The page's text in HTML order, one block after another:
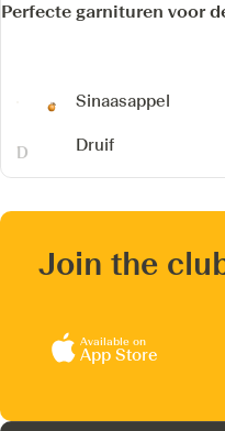
Perfecte garnituren voor
Sinaasappel
Druif
Join the
Available on
App Store